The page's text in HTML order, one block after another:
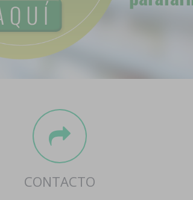
CONTACTO